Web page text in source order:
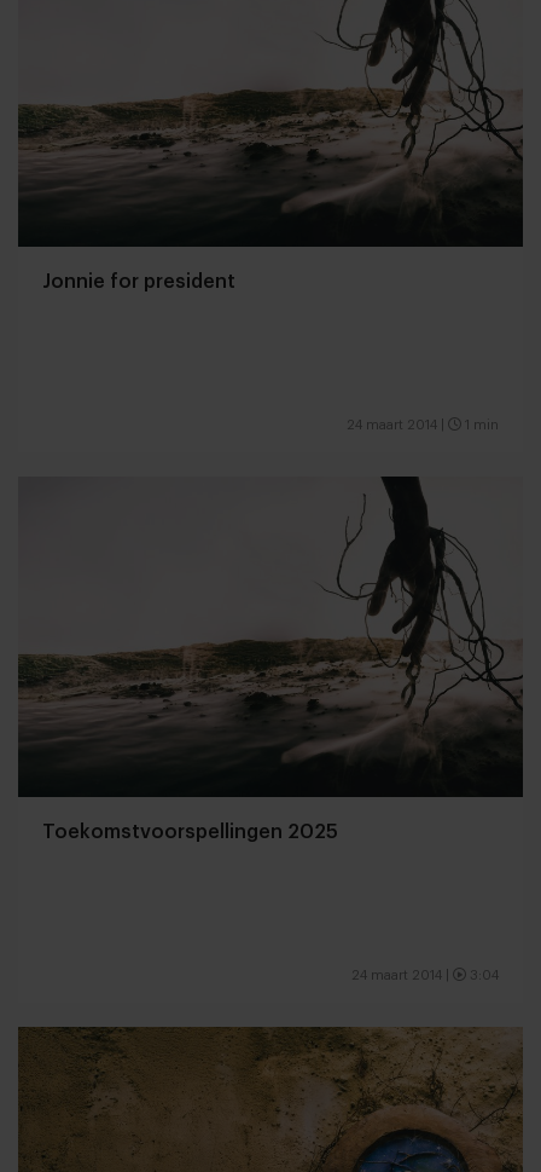
Jonnie for president
24 maart 2014 1 min
Toekomstvoorspellingen 2025
24 maart 2014 3:04